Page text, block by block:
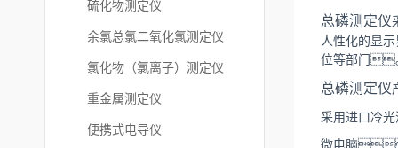
硫化物测定仪
余氯总氯二氧化氯测定仪
氯化物（氯离子）测定仪
重金属测定仪
便携式电导仪
总磷测定仪
人性化的显
位等部门
总磷测定仪
采用进口冷
微电脑